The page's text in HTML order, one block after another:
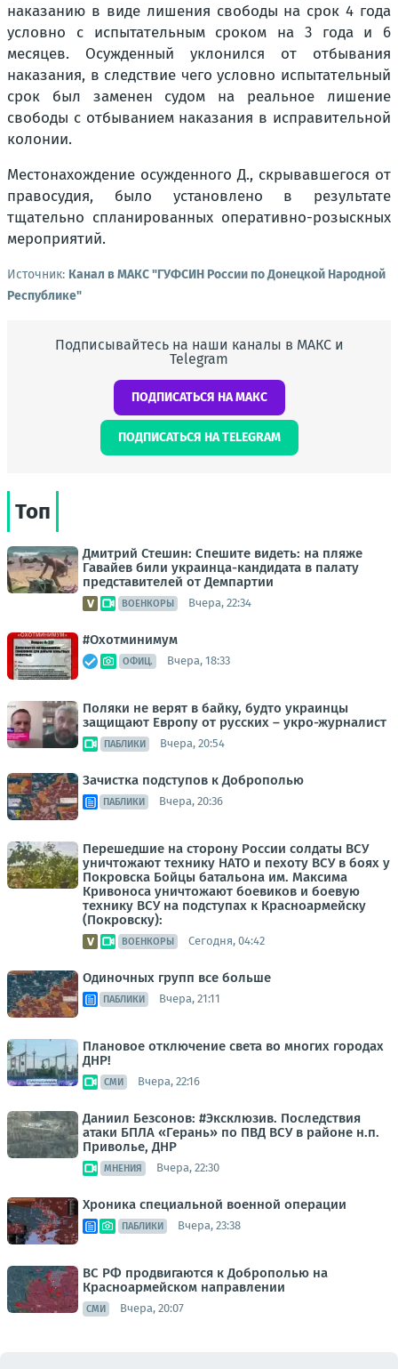
наказанию в виде лишения свободы на срок 4 года
условно с испытательным сроком на 3 года и 6
месяцев. Осужденный уклонился от отбывания
наказания, в следствие чего условно испытательный
срок был заменен судом на реальное лишение
свободы с отбыванием наказания в исправительной
колонии.
Местонахождение осужденного Д., скрывавшегося от
правосудия, было установлено в результате
тщательно спланированных оперативно-розыскных
мероприятий.
Источник: Канал в МАКС "ГУФСИН России по Донецкой Народной
Республике"
Подписывайтесь на наши каналы в МАКС и
Telegram
ПОДПИСАТЬСЯ НА МАКС
ПОДПИСАТЬСЯ НА TELEGRAM
Топ
Дмитрий Стешин: Спешите видеть: на пляже
Гавайев били украинца-кандидата в палату
представителей от Демпартии
ВОЕНКОРЫ Вчера, 22:34
#Охотминимум
ОФИЦ. Вчера, 18:33
Поляки не верят в байку, будто украинцы
защищают Европу от русских – укро-журналист
ПАБЛИКИ Вчера, 20:54
Зачистка подступов к Доброполью
ПАБЛИКИ Вчера, 20:36
Перешедшие на сторону России солдаты ВСУ
уничтожают технику НАТО и пехоту ВСУ в боях у
Покровска Бойцы батальона им. Максима
Кривоноса уничтожают боевиков и боевую
технику ВСУ на подступах к Красноармейску
(Покровску):
ВОЕНКОРЫ Сегодня, 04:42
Одиночных групп все больше
ПАБЛИКИ Вчера, 21:11
Плановое отключение света во многих городах
ДНР!
СМИ Вчера, 22:16
Даниил Безсонов: #Эксклюзив. Последствия
атаки БПЛА «Герань» по ПВД ВСУ в районе н.п.
Приволье, ДНР
МНЕНИЯ Вчера, 22:30
Хроника специальной военной операции
ПАБЛИКИ Вчера, 23:38
ВС РФ продвигаются к Доброполью на
Красноармейском направлении
СМИ Вчера, 20:07